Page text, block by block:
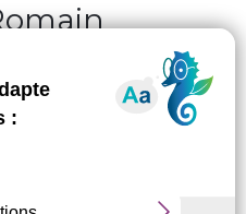
2016,
décide
plusieurs